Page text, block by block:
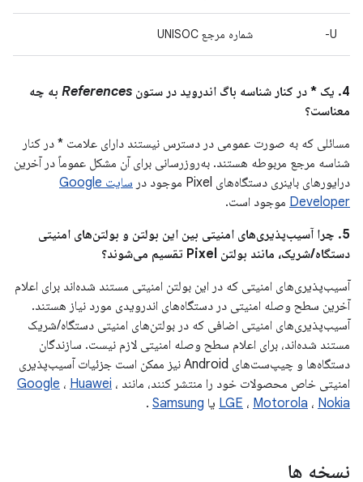
U- شماره مرجع UNISOC
4. یک * در کنار شناسه باگ اندروید در ستون References به چه
معناست؟
مسائلی که به صورت عمومی در دسترس نیستند دارای علامت * در کنار
شناسه مرجع مربوطه هستند. به‌روزرسانی برای آن مشکل عموماً در آخرین
درایورهای باینری دستگاه‌های Pixel موجود در
سایت Google
Developer موجود است.
5. چرا آسیب‌پذیری‌های امنیتی بین این بولتن و بولتن‌های امنیتی
دستگاه/شریک، مانند بولتن Pixel تقسیم می‌شوند؟
آسیب‌پذیری‌های امنیتی که در این بولتن امنیتی مستند شده‌اند برای اعلام
آخرین سطح وصله امنیتی در دستگاه‌های اندرویدی مورد نیاز هستند.
آسیب‌پذیری‌های امنیتی اضافی که در بولتن‌های امنیتی دستگاه/شریک
مستند شده‌اند، برای اعلام سطح وصله امنیتی لازم نیست. سازندگان
دستگاه‌ها و چیپ‌ست‌های Android نیز ممکن است جزئیات آسیب‌پذیری
امنیتی خاص محصولات خود را منتشر کنند، مانند
Google ، Huawei ،
LGE ، Motorola ، Nokia یا Samsung
.
نسخه ها